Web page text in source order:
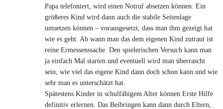
Papa telefoniert, wird einen Notruf absetzen können. Ein
größeres Kind wird dann auch die stabile Seitenlage
umsetzen können – vorausgesetzt, dass man ihm gezeigt hat
wie es geht. Ab wann man das dem eigenen Kind zutraut ist
reine Ermessenssache. Den spielerischen Versuch kann man
ja einfach Mal starten und eventuell wird man überrascht
sein, wie viel das eigene Kind dann doch schon kann und wie
sehr man es unterschätzt hat.
Spätestens Kinder in schulfähigem Alter können Erste Hilfe
definitiv erlernen. Das Beibringen kann dann durch Eltern,